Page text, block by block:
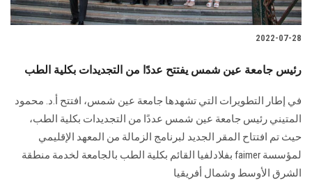
2022-07-28
رئيس جامعة عين شمس يفتتح عددًا من التجديدات بكلية الطب
في إطار التطويرات التي تشهدها جامعة عين شمس، افتتح أ.د. محمود
المتيني رئيس جامعة عين شمس عددًا من التجديدات بكلية الطب،
حيث تم افتتاح المقر الجديد لبرنامج الزمالة من المعهد الإقليمي
لمؤسسة faimer بفلادلفيا القائم بكلية الطب بالجامعة لخدمة منطقة
الشرق الأوسط وشمال أفريقيا